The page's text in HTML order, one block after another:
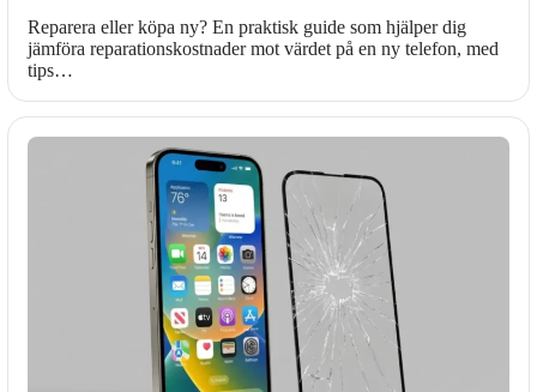
Reparera eller köpa ny? En praktisk guide som hjälper dig
jämföra reparationskostnader mot värdet på en ny telefon, med
tips…